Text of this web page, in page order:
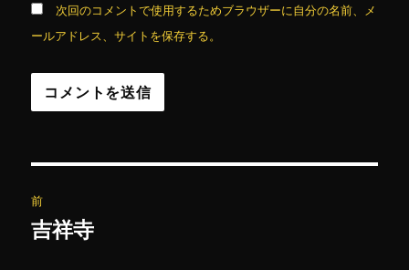
次回のコメントで使用するためブラウザーに自分の名前、メ
ールアドレス、サイトを保存する。
稿
前
前
吉祥寺